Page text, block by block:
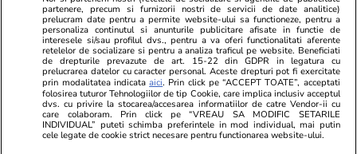
A doua lecție, strâns legată de prima, vine din
însăși dinamica de lucru a acestui Panel. Am
văzut oameni provenind din medii diametral
opuse, cu venituri, vârste și convingeri complet
diferite, stând la aceeași masă și găsind soluții
comune. Experiența mi-a reconfirmat că, deși în
partenere, precum si furnizorii nostri de servicii de date analitice)
prelucram date pentru a permite website-ului sa functioneze, pentru a
personaliza continutul si anunturile publicitare afisate in functie de
interesele si/sau profilul dvs., pentru a va oferi functionalitati aferente
retelelor de socializare si pentru a analiza traficul pe website. Beneficiati
de drepturile prevazute de art. 15-22 din GDPR in legatura cu
prelucrarea datelor cu caracter personal. Aceste drepturi pot fi exercitate
prin modalitatea indicataaici. Prin click pe “ACCEPT TOATE”, acceptati
folosirea tuturor Tehnologiilor de tip Cookie, care implica inclusiv acceptul
dvs. cu privire la stocarea/accesarea informatiilor de catre Vendor-ii cu
care colaboram. Prin click pe “VREAU SA MODIFIC SETARILE
INDIVIDUAL” puteti schimba preferintele in mod individual, mai putin
cele legate de cookie strict necesare pentru functionarea website-ului.